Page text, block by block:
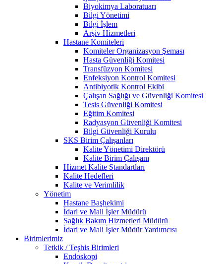
Biyokimya Laboratuarı
Bilgi Yönetimi
Bilgi İşlem
Arşiv Hizmetleri
Hastane Komiteleri
Komiteler Organizasyon Şeması
Hasta Güvenliği Komitesi
Transfüzyon Komitesi
Enfeksiyon Kontrol Komitesi
Antibiyotik Kontrol Ekibi
Çalışan Sağlığı ve Güvenliği Komitesi
Tesis Güvenliği Komitesi
Eğitim Komitesi
Radyasyon Güvenliği Komitesi
Bilgi Güvenliği Kurulu
SKS Birim Çalışanları
Kalite Yönetimi Direktörü
Kalite Birim Çalışanı
Hizmet Kalite Standartları
Kalite Hedefleri
Kalite ve Verimlilik
Yönetim
Hastane Başhekimi
İdari ve Mali İşler Müdürü
Sağlık Bakım Hizmetleri Müdürü
İdari ve Mali İşler Müdür Yardımcısı
Birimlerimiz
Tetkik / Teşhis Birimleri
Endoskopi